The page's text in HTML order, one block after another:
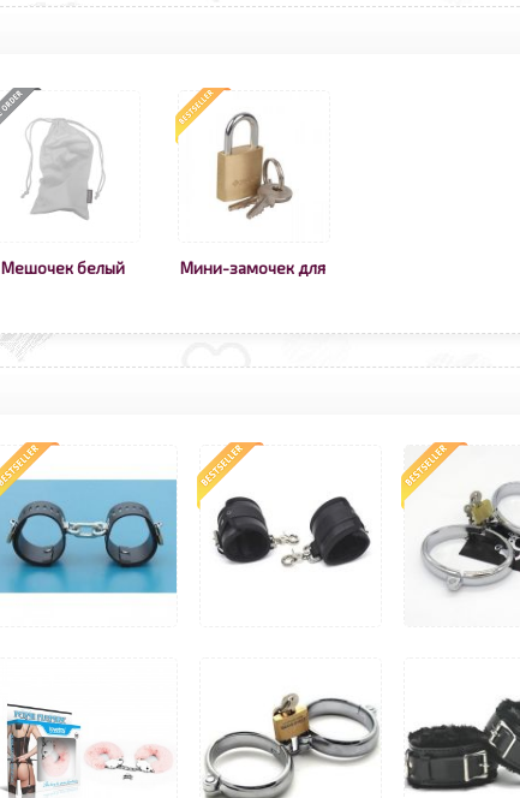
Мешочек белый Мини-замочек для